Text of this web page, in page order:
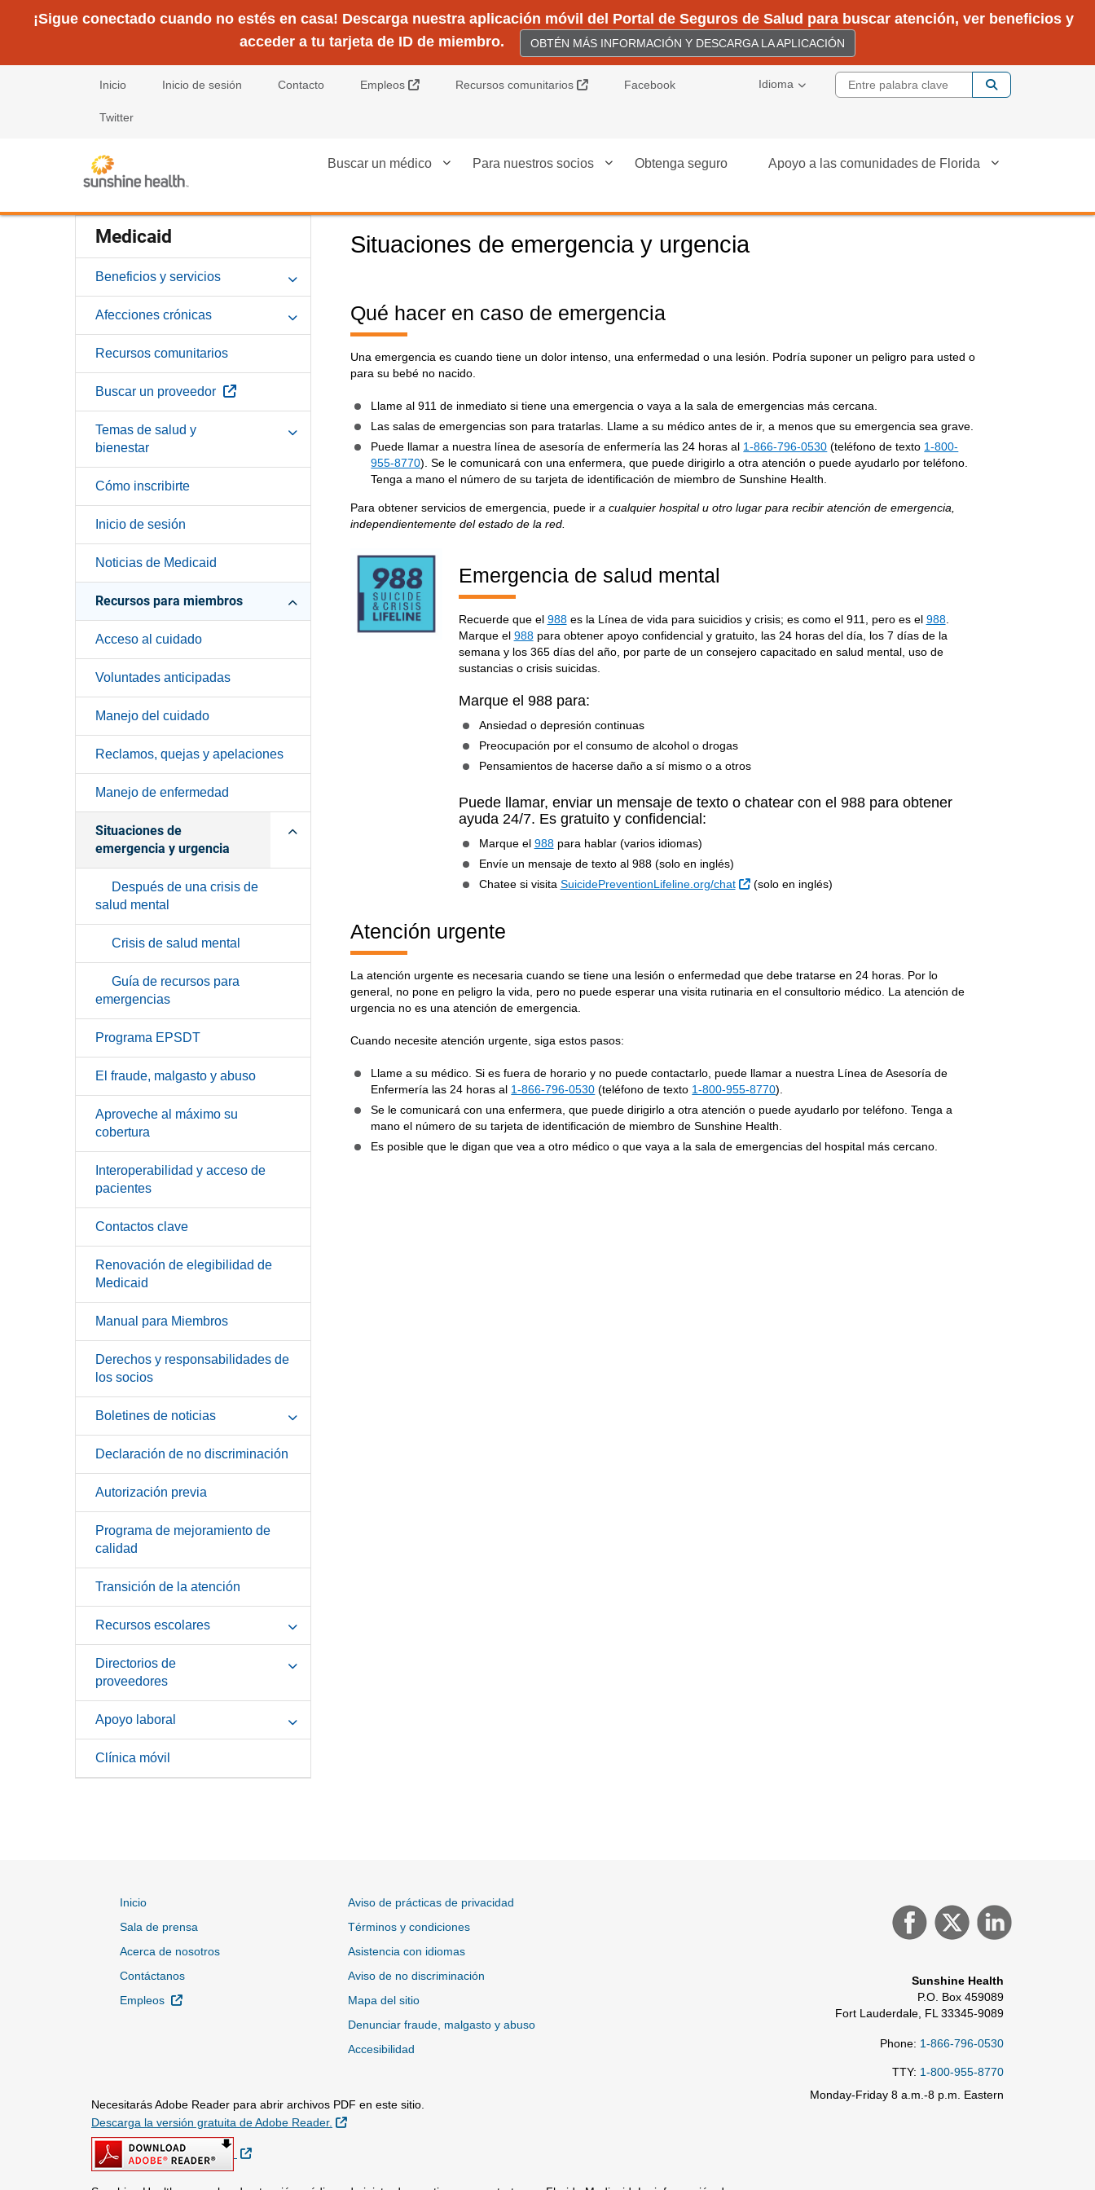
¡Sigue conectado cuando no estés en casa! Descarga nuestra aplicación móvil del Portal de Seguros de Salud para buscar atención, ver beneficios y
acceder a tu tarjeta de ID de miembro.
OBTÉN MÁS INFORMACIÓN Y DESCARGA LA APLICACIÓN
Inicio Inicio de sesión Contacto Empleos Sitio ExternoRecursos comunitarios Sitio Externo
Facebook
Twitter
Idioma Entre palabra
Buscar un médico Para nuestros socios Obtenga seguro Apoyo a las comunidades de Florida
Medicaid
Beneficios y servicios
Afecciones crónicas
Recursos comunitarios
Buscar un proveedor Sitio Externo
Temas de salud y
bienestar
Cómo inscribirte
Inicio de sesión
Noticias de Medicaid
Recursos para miembros
Acceso al cuidado
Voluntades anticipadas
Manejo del cuidado
Reclamos, quejas y apelaciones
Manejo de enfermedad
Situaciones de
emergencia y urgencia
Después de una crisis de
salud mental
Crisis de salud mental
Guía de recursos para
emergencias
Programa EPSDT
El fraude, malgasto y abuso
Aproveche al máximo su
cobertura
Interoperabilidad y acceso de
pacientes
Contactos clave
Renovación de elegibilidad de
Medicaid
Manual para Miembros
Derechos y responsabilidades de
los socios
Boletines de noticias
Declaración de no discriminación
Autorización previa
Programa de mejoramiento de
calidad
Transición de la atención
Recursos escolares
Directorios de
proveedores
Apoyo laboral
Clínica móvil
Situaciones de emergencia y urgencia
Qué hacer en caso de emergencia
Una emergencia es cuando tiene un dolor intenso, una enfermedad o una lesión. Podría suponer un peligro para usted o
para su bebé no nacido.
Llame al 911 de inmediato si tiene una emergencia o vaya a la sala de emergencias más cercana.
Las salas de emergencias son para tratarlas. Llame a su médico antes de ir, a menos que su emergencia sea grave.
Puede llamar a nuestra línea de asesoría de enfermería las 24 horas al 1-866-796-0530 (teléfono de texto 1-800-
955-8770). Se le comunicará con una enfermera, que puede dirigirlo a otra atención o puede ayudarlo por teléfono.
Tenga a mano el número de su tarjeta de identificación de miembro de Sunshine Health.
Para obtener servicios de emergencia, puede ir a cualquier hospital u otro lugar para recibir atención de emergencia,
independientemente del estado de la red.
Emergencia de salud mental
Recuerde que el 988es la Línea de vida para suicidios y crisis; es como el 911, pero es el 988.
Marque el 988para obtener apoyo confidencial y gratuito, las 24 horas del día, los 7 días de la
semana y los 365 días del año, por parte de un consejero capacitado en salud mental, uso de
sustancias o crisis suicidas.
Marque el 988 para:
Ansiedad o depresión continuas
Preocupación por el consumo de alcohol o drogas
Pensamientos de hacerse daño a sí mismo o a otros
Puede llamar, enviar un mensaje de texto o chatear con el 988 para obtener
ayuda 24/7. Es gratuito y confidencial:
Marque el 988para hablar (varios idiomas)
Envíe un mensaje de texto al 988 (solo en inglés)
Chatee si visita SuicidePreventionLifeline.org/chat Sitio Externo
(solo en inglés)
Atención urgente
La atención urgente es necesaria cuando se tiene una lesión o enfermedad que debe tratarse en 24 horas. Por lo
general, no pone en peligro la vida, pero no puede esperar una visita rutinaria en el consultorio médico. La atención de
urgencia no es una atención de emergencia.
Cuando necesite atención urgente, siga estos pasos:
Llame a su médico. Si es fuera de horario y no puede contactarlo, puede llamar a nuestra Línea de Asesoría de
Enfermería las 24 horas al 1-866-796-0530 (teléfono de texto 1-800-955-8770).
Se le comunicará con una enfermera, que puede dirigirlo a otra atención o puede ayudarlo por teléfono. Tenga a
mano el número de su tarjeta de identificación de miembro de Sunshine Health.
Es posible que le digan que vea a otro médico o que vaya a la sala de emergencias del hospital más cercano.
Inicio
Sala de prensa
Acerca de nosotros
Contáctanos
Empleos
Sitio Externo
Aviso de prácticas de privacidad
Términos y condiciones
Asistencia con idiomas
Aviso de no discriminación
Mapa del sitio
Denunciar fraude, malgasto y abuso
Accesibilidad
Necesitarás Adobe Reader para abrir archivos PDF en este sitio.
Descarga la versión gratuita de Adobe Reader.
Sitio Externo
Sitio Externo
Sunshine Health
P.O. Box 459089
Fort Lauderdale, FL 33345-9089
Phone: 1-866-796-0530
TTY: 1-800-955-8770
Monday-Friday 8 a.m.-8 p.m. Eastern